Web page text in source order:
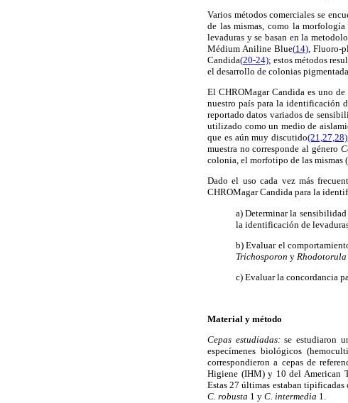
Varios métodos comerciales se
de las mismas, como la
levaduras y se basan en la
Médium Aniline Blue(14), Fluoro-
Candida(20-24); estos métodos
el desarrollo de colonias
El CHROMagar Candida es uno
nuestro país para la identificación
reportado datos variados de
utilizado como un medio de
que es aún muy discutido(21,27,28)
muestra no corresponde al género
colonia, el morfotipo de las mismas
Dado el uso cada vez más
CHROMagar Candida para la
a) Determinar la
la identificación de
b) Evaluar el
Trichosporon y Rhodotorula
c) Evaluar la concordancia
Material y método
Cepas estudiadas: se estudiaron
especímenes biológicos
correspondieron a cepas de
Higiene (IHM) y 10 del American
Estas 27 últimas estaban
C. robusta 1 y C. intermedia 1.